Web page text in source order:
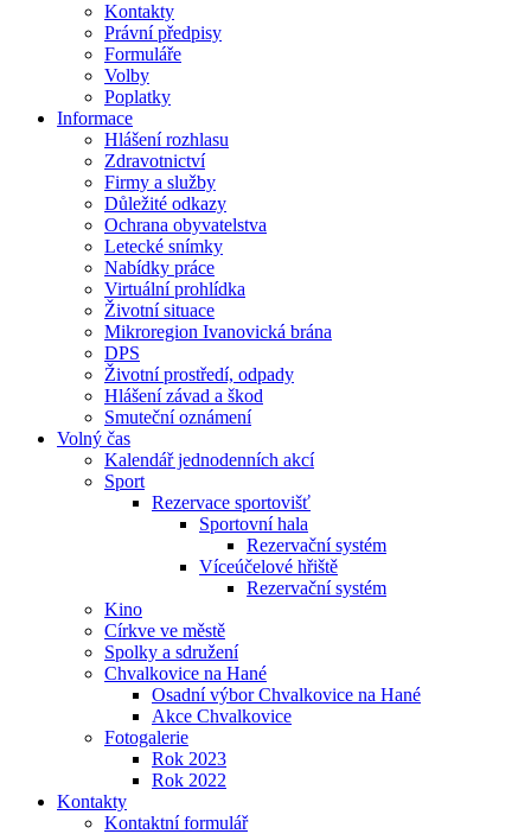
Kontakty
Právní předpisy
Formuláře
Volby
Poplatky
Informace
Hlášení rozhlasu
Zdravotnictví
Firmy a služby
Důležité odkazy
Ochrana obyvatelstva
Letecké snímky
Nabídky práce
Virtuální prohlídka
Životní situace
Mikroregion Ivanovická brána
DPS
Životní prostředí, odpady
Hlášení závad a škod
Smuteční oznámení
Volný čas
Kalendář jednodenních akcí
Sport
Rezervace sportovišť
Sportovní hala
Rezervační systém
Víceúčelové hřiště
Rezervační systém
Kino
Církve ve městě
Spolky a sdružení
Chvalkovice na Hané
Osadní výbor Chvalkovice na Hané
Akce Chvalkovice
Fotogalerie
Rok 2023
Rok 2022
Kontakty
Kontaktní formulář